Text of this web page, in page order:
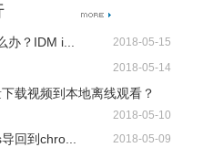
？IDM i... 2018-05-15
2018-05-14
载视频到本地离线观看？
2018-05-10
回到chro... 2018-05-09